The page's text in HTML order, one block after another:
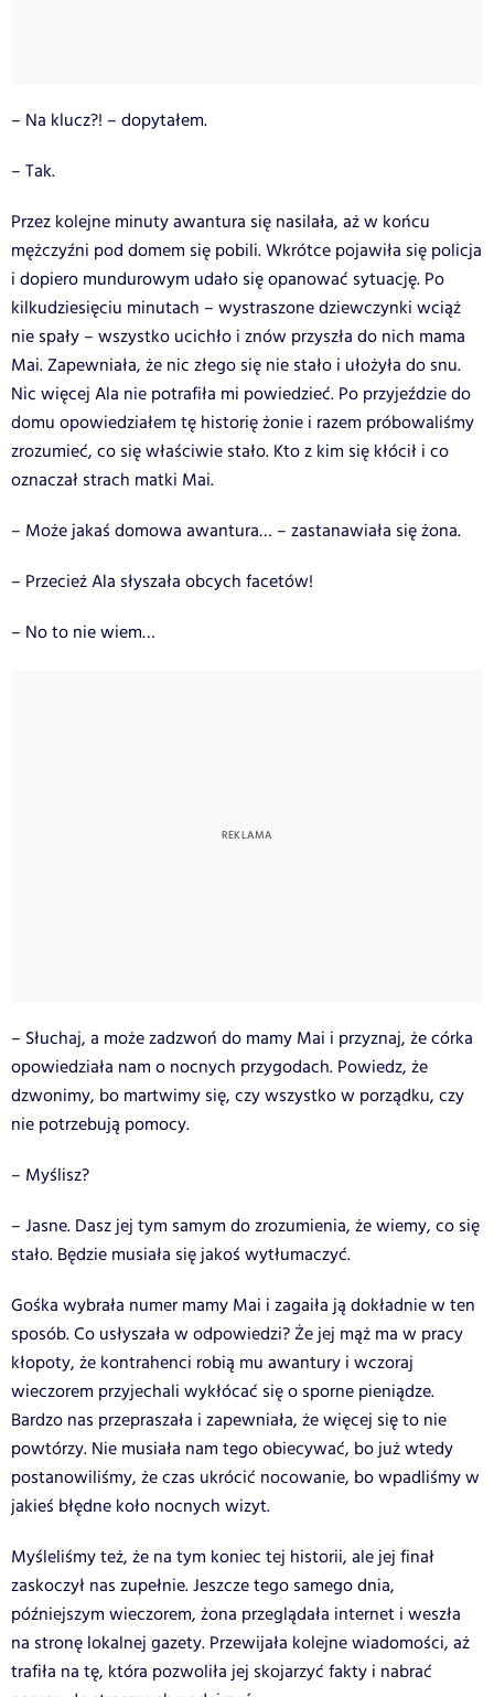
– Na klucz?! – dopytałem.
– Tak.
Przez kolejne minuty awantura się nasilała, aż w końcu
mężczyźni pod domem się pobili. Wkrótce pojawiła się policja
i dopiero mundurowym udało się opanować sytuację. Po
kilkudziesięciu minutach – wystraszone dziewczynki wciąż
nie spały – wszystko ucichło i znów przyszła do nich mama
Mai. Zapewniała, że nic złego się nie stało i ułożyła do snu.
Nic więcej Ala nie potrafiła mi powiedzieć. Po przyjeździe do
domu opowiedziałem tę historię żonie i razem próbowaliśmy
zrozumieć, co się właściwie stało. Kto z kim się kłócił i co
oznaczał strach matki Mai.
– Może jakaś domowa awantura… – zastanawiała się żona.
– Przecież Ala słyszała obcych facetów!
– No to nie wiem…
– Słuchaj, a może zadzwoń do mamy Mai i przyznaj, że córka
opowiedziała nam o nocnych przygodach. Powiedz, że
dzwonimy, bo martwimy się, czy wszystko w porządku, czy
nie potrzebują pomocy.
– Myślisz?
– Jasne. Dasz jej tym samym do zrozumienia, że wiemy, co się
stało. Będzie musiała się jakoś wytłumaczyć.
Gośka wybrała numer mamy Mai i zagaiła ją dokładnie w ten
sposób. Co usłyszała w odpowiedzi? Że jej mąż ma w pracy
kłopoty, że kontrahenci robią mu awantury i wczoraj
wieczorem przyjechali wykłócać się o sporne pieniądze.
Bardzo nas przepraszała i zapewniała, że więcej się to nie
powtórzy. Nie musiała nam tego obiecywać, bo już wtedy
postanowiliśmy, że czas ukrócić nocowanie, bo wpadliśmy w
jakieś błędne koło nocnych wizyt.
Myśleliśmy też, że na tym koniec tej historii, ale jej finał
zaskoczył nas zupełnie. Jeszcze tego samego dnia,
późniejszym wieczorem, żona przeglądała internet i weszła
na stronę lokalnej gazety. Przewijała kolejne wiadomości, aż
trafiła na tę, która pozwoliła jej skojarzyć fakty i nabrać